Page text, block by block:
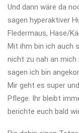
Und dann wäre da
sagen hyperaktiver
Fledermaus, Hase/
Mit ihm bin ich auch
nicht zu nah an mich
sagen ich bin
Mir geht es super
Pflege. Ihr bleibt
berichte euch bald